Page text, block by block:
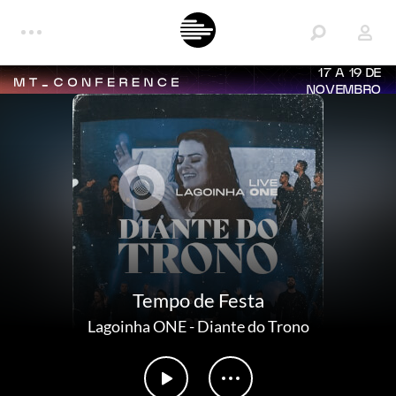
17 A 19 DE
NOVEMBRO
Tempo de Festa
Lagoinha ONE-Diante do Trono